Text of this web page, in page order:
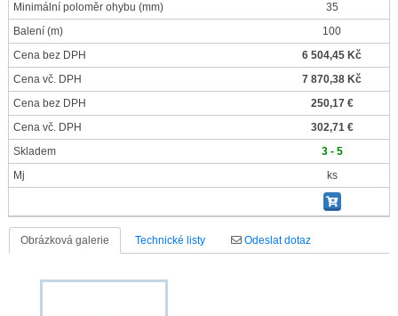
Minimální poloměr ohybu (mm)
35
Balení (m)
100
Cena bez DPH
6 504,45 Kč
Cena vč. DPH
7 870,38 Kč
Cena bez DPH
250,17 €
Cena vč. DPH
302,71 €
Skladem
3 - 5
Mj
ks
Obrázková galerie Technické listy Odeslat dotaz